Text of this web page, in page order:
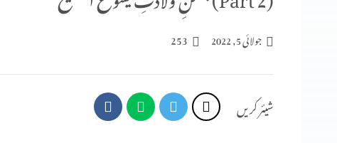
جولائی 5, 2022 253
شیئر کریں